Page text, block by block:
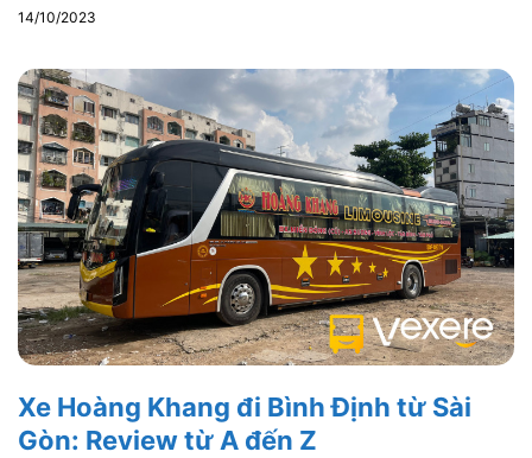
14/10/2023
Xe Hoàng Khang đi Bình Định từ Sài
Gòn: Review từ A đến Z